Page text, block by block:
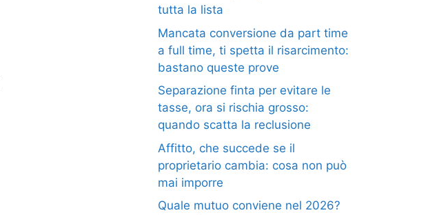
tutta la lista
Mancata conversione da part time
a full time, ti spetta il risarcimento:
bastano queste prove
Separazione finta per evitare le
tasse, ora si rischia grosso:
quando scatta la reclusione
Affitto, che succede se il
proprietario cambia: cosa non può
mai imporre
Quale mutuo conviene nel 2026?